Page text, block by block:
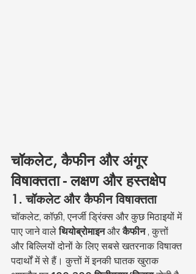
चॉकलेट, कैफीन और अंगूर
विषाक्तता - लक्षण और हस्तक्षेप
1. चॉकलेट और कैफीन विषाक्तता
चॉकलेट, कॉफ़ी, एनर्जी ड्रिंक्स और कुछ मिठाइयों में
पाए जाने वाले थियोब्रोमाइन और कैफीन , कुत्तों
और बिल्लियों दोनों के लिए सबसे खतरनाक विषाक्त
पदार्थों में से हैं। कुत्तों में इनकी घातक खुराक